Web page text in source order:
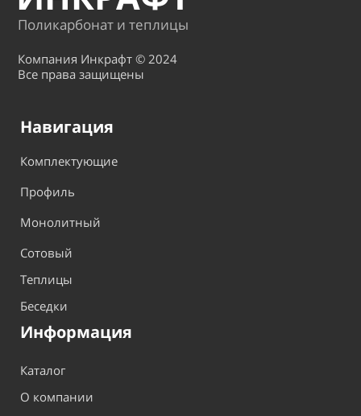
Поликарбонат и теплицы
Компания Инкрафт © 2024
Все права защищены
Навигация
Комплектующие
Профиль
Монолитный
Сотовый
Теплицы
Беседки
Информация
Каталог
О компании